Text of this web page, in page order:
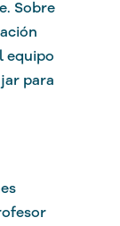
Sobre
equipo
para